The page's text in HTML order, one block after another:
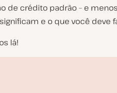
de crédito padrão – e
e o que você deve
lá!